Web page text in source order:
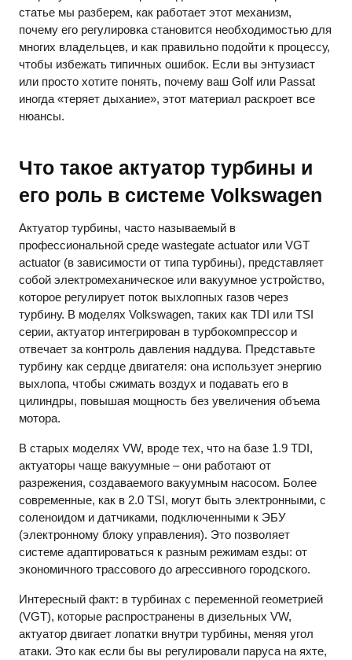
статье мы разберем, как работает этот механизм,
почему его регулировка становится необходимостью для
многих владельцев, и как правильно подойти к процессу,
чтобы избежать типичных ошибок. Если вы энтузиаст
или просто хотите понять, почему ваш Golf или Passat
иногда «теряет дыхание», этот материал раскроет все
нюансы.
Что такое актуатор турбины и
его роль в системе Volkswagen
Актуатор турбины, часто называемый в
профессиональной среде wastegate actuator или VGT
actuator (в зависимости от типа турбины), представляет
собой электромеханическое или вакуумное устройство,
которое регулирует поток выхлопных газов через
турбину. В моделях Volkswagen, таких как TDI или TSI
серии, актуатор интегрирован в турбокомпрессор и
отвечает за контроль давления наддува. Представьте
турбину как сердце двигателя: она использует энергию
выхлопа, чтобы сжимать воздух и подавать его в
цилиндры, повышая мощность без увеличения объема
мотора.
В старых моделях VW, вроде тех, что на базе 1.9 TDI,
актуаторы чаще вакуумные – они работают от
разрежения, создаваемого вакуумным насосом. Более
современные, как в 2.0 TSI, могут быть электронными, с
соленоидом и датчиками, подключенными к ЭБУ
(электронному блоку управления). Это позволяет
системе адаптироваться к разным режимам езды: от
экономичного трассового до агрессивного городского.
Интересный факт: в турбинах с переменной геометрией
(VGT), которые распространены в дизельных VW,
актуатор двигает лопатки внутри турбины, меняя угол
атаки. Это как если бы вы регулировали паруса на яхте,